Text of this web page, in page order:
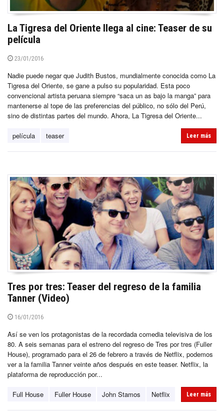
La Tigresa del Oriente llega al cine: Teaser de su
película
23/01/2016
Nadie puede negar que Judith Bustos, mundialmente conocida como La
Tigresa del Oriente, se gane a pulso su popularidad. Esta poco
convencional artista peruana siempre “saca un as bajo la manga” para
mantenerse al tope de las preferencias del público, no sólo del Perú,
sino de distintas partes del mundo. Ahora, La Tigresa del Oriente...
película teaser Leer más
Tres por tres: Teaser del regreso de la familia
Tanner (Video)
16/01/2016
Así se ven los protagonistas de la recordada comedia televisiva de los
80. A seis semanas para el estreno del regreso de Tres por tres (Fuller
House), programado para el 26 de febrero a través de Netflix, podemos
ver a la familia Tanner veinte años después en este teaser. Netflix, la
plataforma de reproducción por...
Full House Fuller House John Stamos Netflix Leer más